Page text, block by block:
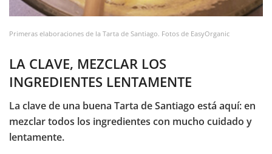
Primeras elaboraciones de la Tarta de Santiago. Fotos de EasyOrganic
LA CLAVE, MEZCLAR LOS
INGREDIENTES LENTAMENTE
La clave de una buena Tarta de Santiago está aquí: en
mezclar todos los ingredientes con mucho cuidado y
lentamente.